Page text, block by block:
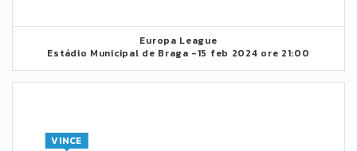
Europa League
Estádio Municipal de Braga -15 feb 2024 ore 21:00
VINCE